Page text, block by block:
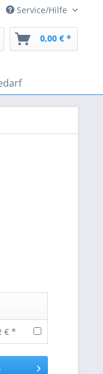
Service/Hilfe
0,00 € *
€ *